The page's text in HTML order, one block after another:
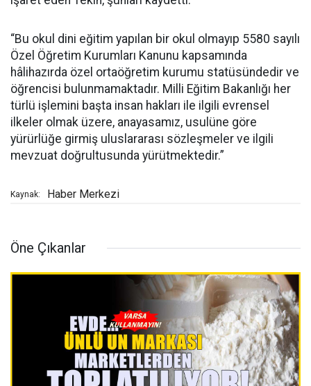
“Bu okul dini eğitim yapılan bir okul olmayıp 5580 sayılı
Özel Öğretim Kurumları Kanunu kapsamında
hâlihazırda özel ortaöğretim kurumu statüsündedir ve
öğrencisi bulunmamaktadır. Milli Eğitim Bakanlığı her
türlü işlemini başta insan hakları ile ilgili evrensel
ilkeler olmak üzere, anayasamız, usulüne göre
yürürlüğe girmiş uluslararası sözleşmeler ve ilgili
mevzuat doğrultusunda yürütmektedir.”
Kaynak: Haber Merkezi
Öne Çıkanlar